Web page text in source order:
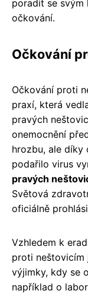
poradit se svým
očkování.
Očkování
Očkování proti
praxí, která
pravých
onemocnění
hrozbu, ale díky
podařilo virus
pravých
Světová
oficiálně
Vzhledem k
proti neštovicím
výjimky, kdy se
například o